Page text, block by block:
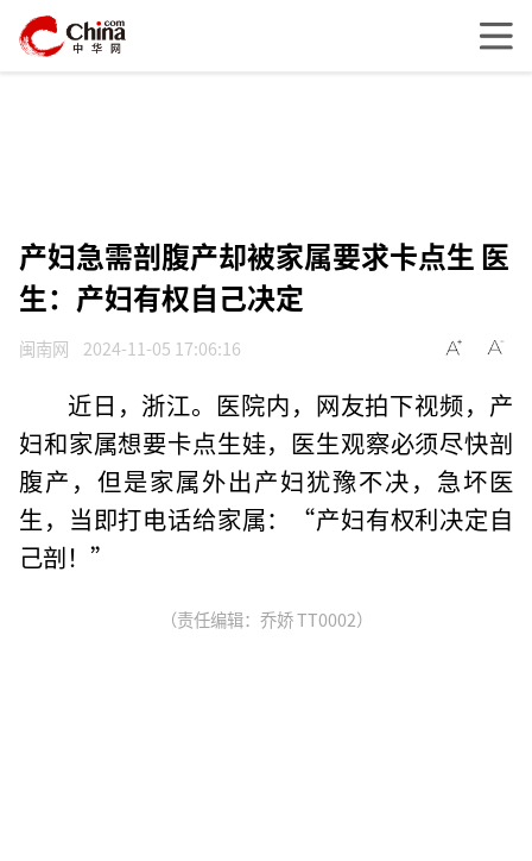
产妇急需剖腹产却被家属要求卡点生 医
生：产妇有权自己决定
闽南网 2024-11-05 17:06:16
近日，浙江。医院内，网友拍下视频，产
妇和家属想要卡点生娃，医生观察必须尽快剖
腹产，但是家属外出产妇犹豫不决，急坏医
生，当即打电话给家属：“产妇有权利决定自
己剖！”
（责任编辑：乔娇 TT0002）